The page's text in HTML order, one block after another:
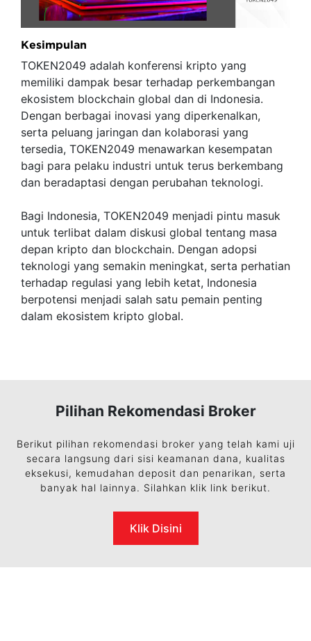
Kesimpulan
TOKEN2049 adalah konferensi kripto yang
memiliki dampak besar terhadap perkembangan
ekosistem blockchain global dan di Indonesia.
Dengan berbagai inovasi yang diperkenalkan,
serta peluang jaringan dan kolaborasi yang
tersedia, TOKEN2049 menawarkan kesempatan
bagi para pelaku industri untuk terus berkembang
dan beradaptasi dengan perubahan teknologi.
Bagi Indonesia, TOKEN2049 menjadi pintu masuk
untuk terlibat dalam diskusi global tentang masa
depan kripto dan blockchain. Dengan adopsi
teknologi yang semakin meningkat, serta perhatian
terhadap regulasi yang lebih ketat, Indonesia
berpotensi menjadi salah satu pemain penting
dalam ekosistem kripto global.
Pilihan Rekomendasi Broker
Berikut pilihan rekomendasi broker yang telah kami uji
secara langsung dari sisi keamanan dana, kualitas
eksekusi, kemudahan deposit dan penarikan, serta
banyak hal lainnya. Silahkan klik link berikut.
Klik Disini